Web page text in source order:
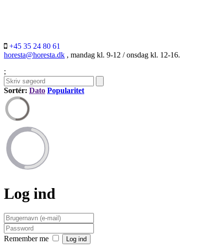
+45 35 24 80 61
horesta@horesta.dk , mandag kl. 9-12 / onsdag kl. 12-16.
;
Sortér: Dato Popularitet
Log ind
Remember me